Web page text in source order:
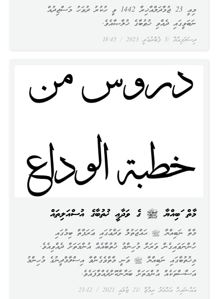
ދިސަލަފިއްޔާ 5 ފެބްރުއަރީ 2023
މިއީ 23 ޖުމާދަލްއާޚިރާ 1442 ވީ ހުކުރު ދުވަހު މަސްޖިދުއް
ނަބަވީގައި ދެއްވި ޚުޠުބާގެ ޚުލާޞާއެވެ.
މާތް ނަބިއްޔާ ﷺ ގެ ވަދާޢީ ޚުތުބާގެ އުސްއަލިތައް
އައްޝައިޚް އަޙްމަދު ރިމާޒް 21 ޖުލައި 2021
މާތް ނަބިއްޔާ ﷺ ޙައްޖަތުލް ވަދާޢުގައި ޢަރަފާތް ބިމުގައި
ހުންނަވައިގެން ވަރަށް މުހިންމު ޚުތުބާއެއް އުންމަތަށް ދެއްވިއެވެ.
މިޚުތުބާގައި ނަބިއްޔާ ﷺ ވަނީ މާތްވެގެންވާ އިސްލާމްދީނުގެ މުހިންމު
އަސާސްތަކެއް އުންމަތަށް ބަޔާންކޮށްދެއްވާފައެވެ.